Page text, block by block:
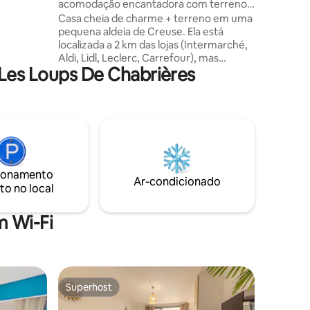
acomodação encantadora com terreno
no campo
Casa cheia de charme + terreno em uma
pequena aldeia de Creuse. Ela está
localizada a 2 km das lojas (Intermarché,
Aldi, Lidl, Leclerc, Carrefour), mas
também de restaurantes (Buffalo Grill,
Domespace) Nossa bela região tem
Courtilles, os 3 lagos de Anzème, as
tapeçarias de Aubusson, o vale dos
pintores em Crozant, o lago Vassivière e
Loups De Chabrières
no local
Ar-condicionado
Wi-Fi
Superhost
Superhost